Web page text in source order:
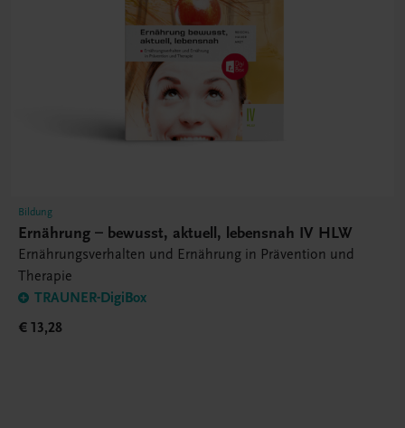
Bildung
Ernährung – bewusst, aktuell, lebensnah IV HLW
Ernährungsverhalten und Ernährung in Prävention und
Therapie
TRAUNER-DigiBox
€ 13,28